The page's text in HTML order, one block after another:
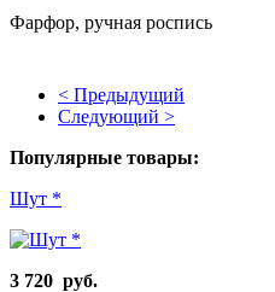
Фарфор, ручная роспись
< Предыдущий
Следующий >
Популярные товары:
Шут *
3 720 руб.